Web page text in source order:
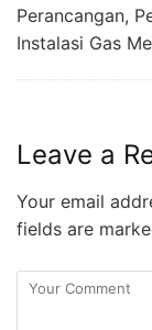
Perancangan,
Instalasi Gas
Leave a
Your email
fields are